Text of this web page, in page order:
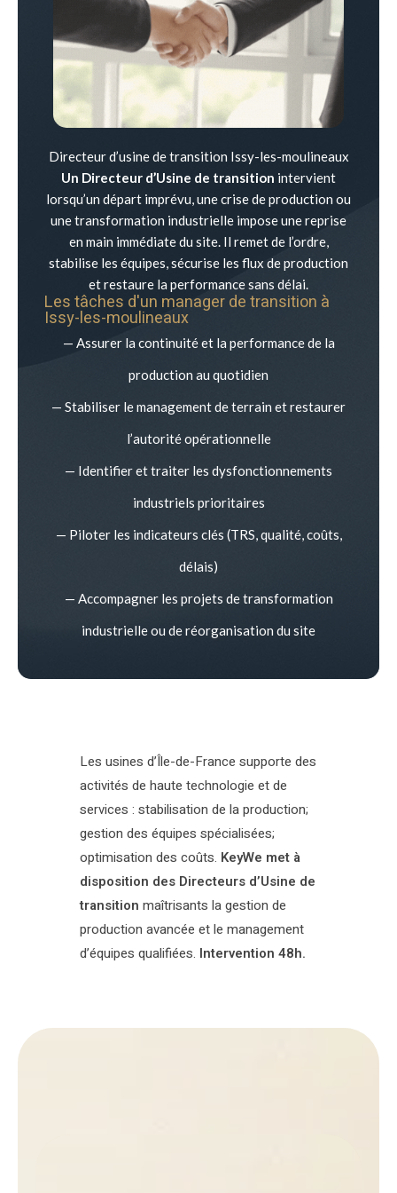
Directeur d’usine de transition Issy-les-moulineaux
Un Directeur d’Usine de transition intervient
lorsqu’un départ imprévu, une crise de production ou
une transformation industrielle impose une reprise
en main immédiate du site. Il remet de l’ordre,
stabilise les équipes, sécurise les flux de production
et restaure la performance sans délai.
Les tâches d'un manager de transition à
Issy-les-moulineaux
— Assurer la continuité et la performance de la
production au quotidien
— Stabiliser le management de terrain et restaurer
l’autorité opérationnelle
— Identifier et traiter les dysfonctionnements
industriels prioritaires
— Piloter les indicateurs clés (TRS, qualité, coûts,
délais)
— Accompagner les projets de transformation
industrielle ou de réorganisation du site
Les usines d’Île-de-France supporte des
activités de haute technologie et de
services : stabilisation de la production;
gestion des équipes spécialisées;
optimisation des coûts. KeyWe met à
disposition des Directeurs d’Usine de
transition maîtrisants la gestion de
production avancée et le management
d’équipes qualifiées. Intervention 48h.